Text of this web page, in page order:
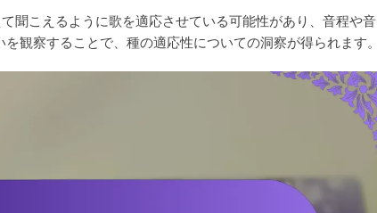
聞こえるように歌を適応させている可能性があり、音程や音
観察することで、種の適応性についての洞察が得られます。